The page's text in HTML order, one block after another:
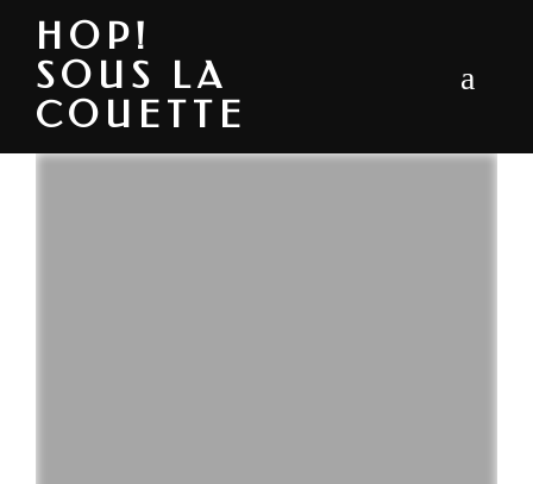
HOP!
SOUS LA
COUETTE